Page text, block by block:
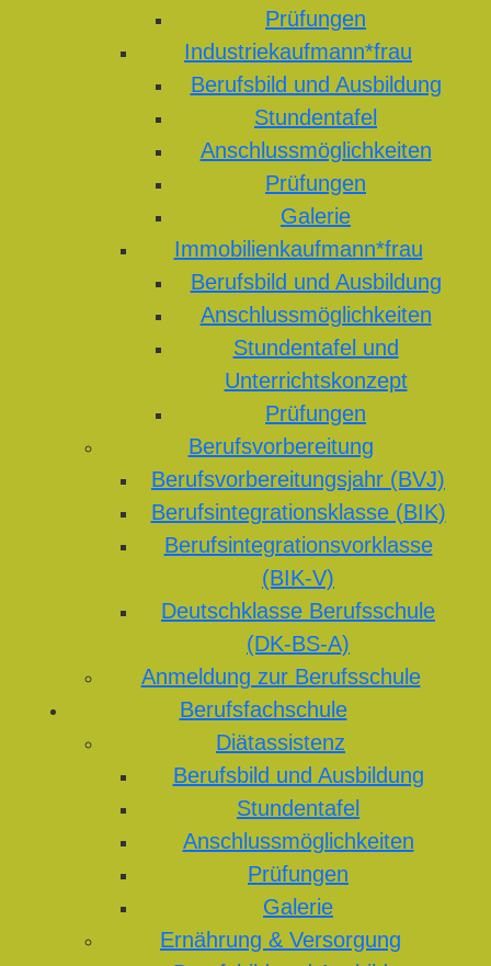
Prüfungen
Industriekaufmann*frau
Berufsbild und Ausbildung
Stundentafel
Anschlussmöglichkeiten
Prüfungen
Galerie
Immobilienkaufmann*frau
Berufsbild und Ausbildung
Anschlussmöglichkeiten
Stundentafel und
Unterrichtskonzept
Prüfungen
Berufsvorbereitung
Berufsvorbereitungsjahr (BVJ)
Berufsintegrationsklasse (BIK)
Berufsintegrationsvorklasse
(BIK-V)
Deutschklasse Berufsschule
(DK-BS-A)
Anmeldung zur Berufsschule
Berufsfachschule
Diätassistenz
Berufsbild und Ausbildung
Stundentafel
Anschlussmöglichkeiten
Prüfungen
Galerie
Ernährung & Versorgung